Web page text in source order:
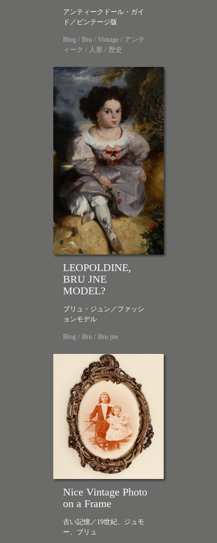
アンティークドール・ガイ
ド／ビンテージ版
Blog / Bru / Vintage / アンテ
ィーク / 人形 / 歴史
LEOPOLDINE,
BRU JNE
MODEL?
ブリュ・ジュン／ファッシ
ョンモデル
Blog / Bru / Bru jne
Nice Vintage Photo
on a Frame
古い記憶／19世紀、ジュモ
ー、ブリュ